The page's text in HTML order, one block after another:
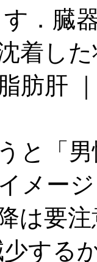
．臓
着し
肪肝
と「
メー
は要
する